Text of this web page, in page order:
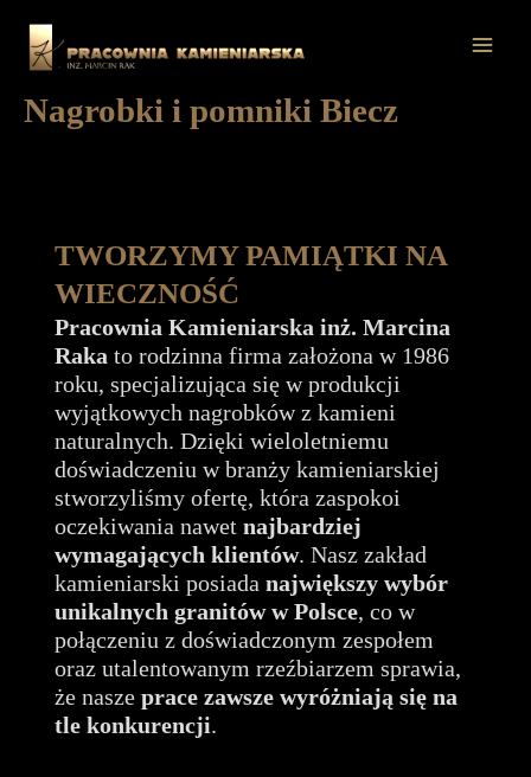
treści
Nagrobki i pomniki Biecz
TWORZYMY PAMIĄTKI NA
WIECZNOŚĆ
Pracownia Kamieniarska inż. Marcina
Raka to rodzinna firma założona w 1986
roku, specjalizująca się w produkcji
wyjątkowych nagrobków z kamieni
naturalnych. Dzięki wieloletniemu
doświadczeniu w branży kamieniarskiej
stworzyliśmy ofertę, która zaspokoi
oczekiwania nawet najbardziej
wymagających klientów. Nasz zakład
kamieniarski posiada największy wybór
unikalnych granitów w Polsce, co w
połączeniu z doświadczonym zespołem
oraz utalentowanym rzeźbiarzem sprawia,
że nasze prace zawsze wyróżniają się na
tle konkurencji.